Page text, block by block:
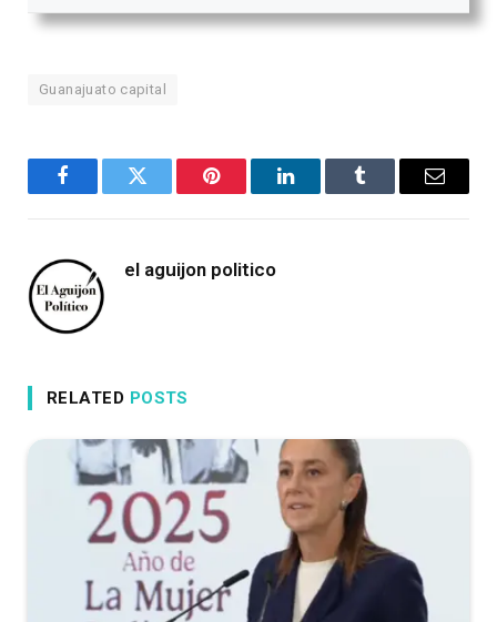
Guanajuato capital
FacebookTwitter Pinterest LinkedInTumblr Email
el aguijon politico
RELATED POSTS